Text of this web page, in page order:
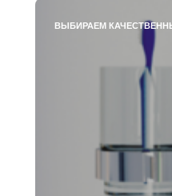
ВЫБИРАЕМ